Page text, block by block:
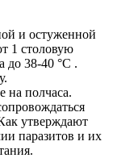
и остуженной
1 столовую
до 38-40 °C .
на полчаса.
утверждают
паразитов и их